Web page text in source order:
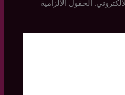
الحقول الإلزامية